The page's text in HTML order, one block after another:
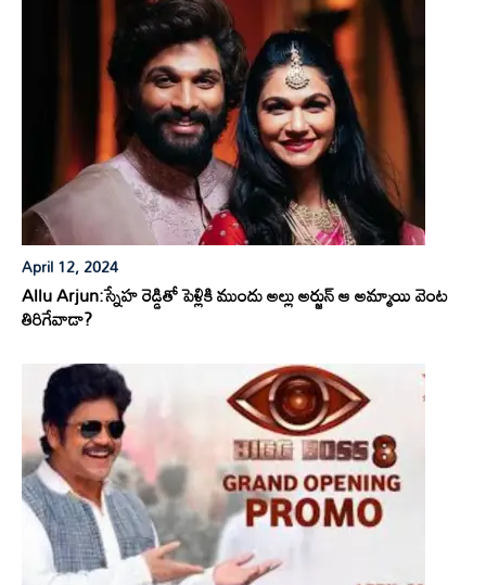
April 12, 2024
Allu Arjun:స్నేహ రెడ్డితో పెళ్లికి ముందు అల్లు అర్జున్ ఆ అమ్మాయి వెంట
తిరిగేవాడా?